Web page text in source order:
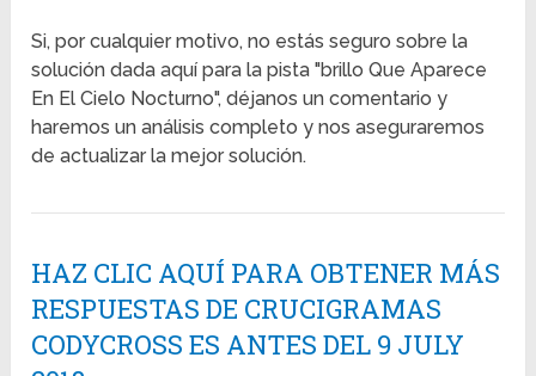
Si, por cualquier motivo, no estás seguro sobre la
solución dada aquí para la pista "brillo Que Aparece
En El Cielo Nocturno", déjanos un comentario y
haremos un análisis completo y nos aseguraremos
de actualizar la mejor solución.
HAZ CLIC AQUÍ PARA OBTENER MÁS
RESPUESTAS DE CRUCIGRAMAS
CODYCROSS ES ANTES DEL 9 JULY